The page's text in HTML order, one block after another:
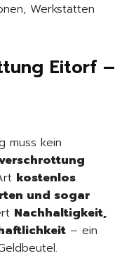
Werkstätten
Eitorf –
muss kein
kostenlos
und sogar
Nachhaltigkeit,
– ein